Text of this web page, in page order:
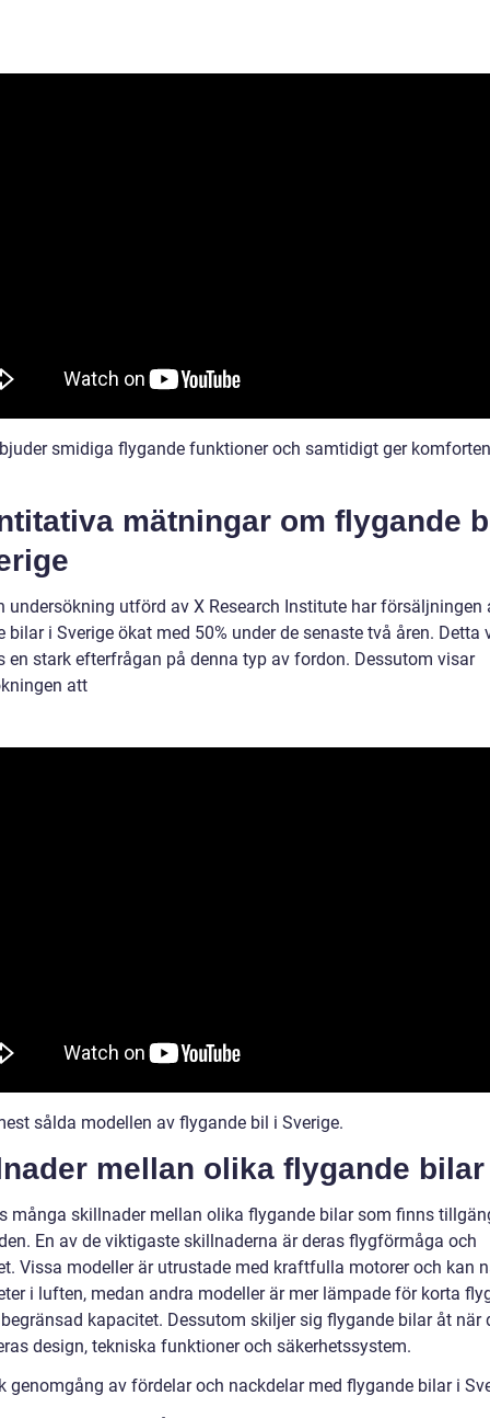
smidiga flygande funktioner och samtidigt ger
mätningar om flygande
undersökning utförd av X Research Institute har försäljningen
bilar i Sverige ökat med 50% under de senaste två åren. Detta
en stark efterfrågan på denna typ av fordon. Dessutom visar
att
sålda modellen av flygande bil i Sverige.
mellan olika flygande bilar
många skillnader mellan olika flygande bilar som finns
En av de viktigaste skillnaderna är deras flygförmåga och
Vissa modeller är utrustade med kraftfulla motorer och kan
i luften, medan andra modeller är mer lämpade för korta
kapacitet. Dessutom skiljer sig flygande bilar åt när
design, tekniska funktioner och säkerhetssystem.
genomgång av fördelar och nackdelar med flygande bilar i